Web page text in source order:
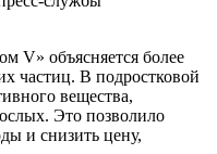
V» объясняется более
частиц. В подростковой
вещества,
Это позволило
и снизить цену,